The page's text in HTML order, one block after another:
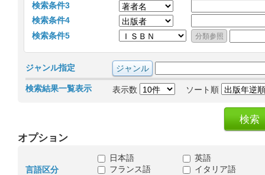
検索条件3
検索条件4
検索条件5
ジャンル指定
検索結果一覧表示 表示数 ソート順
オプション
言語区分
日本語
英語
フランス語
イタリア語